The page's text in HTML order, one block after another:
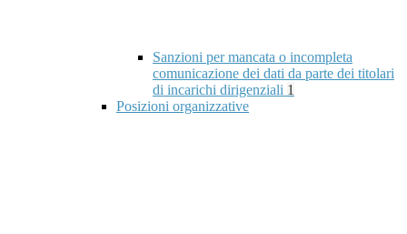
Sanzioni per mancata o incompleta
comunicazione dei dati da parte dei titolari
di incarichi dirigenziali 1
Posizioni organizzative